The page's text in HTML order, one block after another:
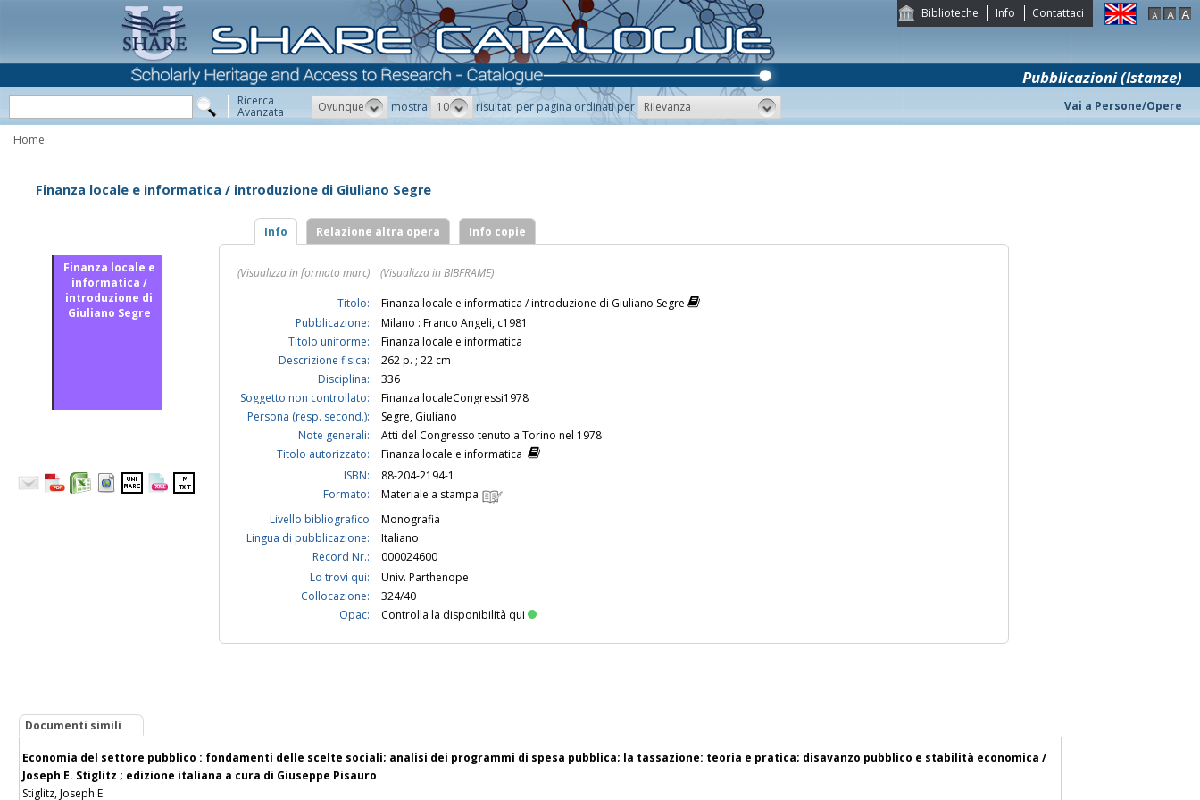
Biblioteche Info Contattaci
Pubblicazioni (Istanze)
Ricerca
Avanzata Ovunque mostra 10 risultati per pagina ordinati per Rilevanza Vai a Persone/Opere
Home
Finanza locale e informatica / introduzione di Giuliano Segre
Finanza locale e
informatica /
introduzione di
Giuliano Segre
Info Relazione altra opera Info copie
(Visualizza in formato marc)
(Visualizza in BIBFRAME)
Titolo:
Finanza locale e informatica / introduzione di Giuliano Segre
Pubblicazione:
Milano : Franco Angeli, c1981
Titolo uniforme:
Finanza locale e informatica
Descrizione fisica:
262 p. ; 22 cm
Disciplina:
336
Soggetto non controllato:
Finanza localeCongressi1978
Persona (resp. second.):
Segre, Giuliano
Note generali:
Atti del Congresso tenuto a Torino nel 1978
Titolo autorizzato:
Finanza locale e informatica
ISBN:
88-204-2194-1
Formato:
Materiale a stampa
Livello bibliografico
Monografia
Lingua di pubblicazione:
Italiano
Record Nr.:
000024600
Lo trovi qui:
Univ. Parthenope
Collocazione:
324/40
Opac:
Controlla la disponibilità qui
Documenti simili
Economia del settore pubblico : fondamenti delle scelte sociali; analisi dei programmi di spesa pubblica; la tassazione: teoria e pratica; disavanzo pubblico e stabilità economica /
Joseph E. Stiglitz ; edizione italiana a cura di Giuseppe Pisauro
Stiglitz, Joseph E.